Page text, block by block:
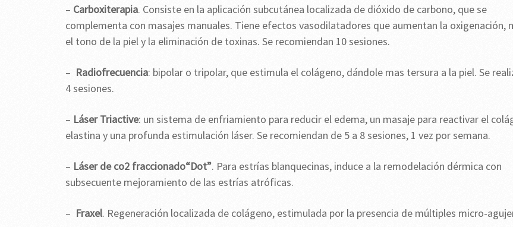
– Carboxiterapia. Consiste en la aplicación subcutánea localizada de dióxido de carbono, que se
complementa con masajes manuales. Tiene efectos vasodilatadores que aumentan la oxigenación,
el tono de la piel y la eliminación de toxinas. Se recomiendan 10 sesiones.
– Radiofrecuencia: bipolar o tripolar, que estimula el colágeno, dándole mas tersura a la piel. Se
4 sesiones.
– Láser Triactive: un sistema de enfriamiento para reducir el edema, un masaje para reactivar el
elastina y una profunda estimulación láser. Se recomiendan de 5 a 8 sesiones, 1 vez por semana.
– Láser de co2 fraccionado“Dot”. Para estrías blanquecinas, induce a la remodelación dérmica con
subsecuente mejoramiento de las estrías atróficas.
– Fraxel. Regeneración localizada de colágeno, estimulada por la presencia de múltiples micro-